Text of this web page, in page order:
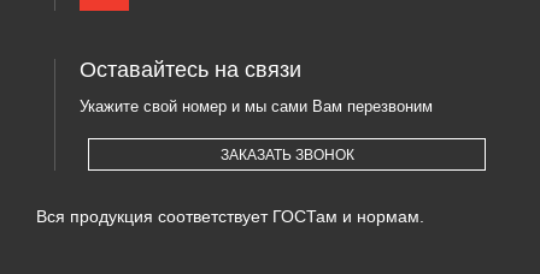
Оставайтесь на связи
Укажите свой номер и мы сами Вам перезвоним
ЗАКАЗАТЬ ЗВОНОК
Вся продукция соответствует ГОСТам и нормам.